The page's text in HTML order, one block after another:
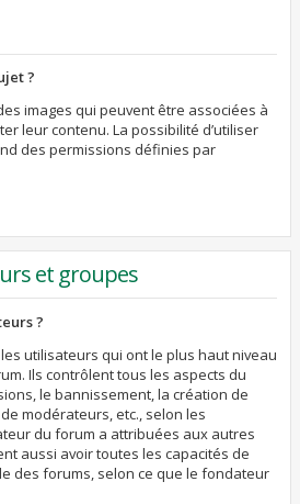
?
images qui peuvent être associées à
leur contenu. La possibilité d’utiliser
des permissions définies par
et groupes
?
utilisateurs qui ont le plus haut niveau
Ils contrôlent tous les aspects du
le bannissement, la création de
modérateurs, etc., selon les
du forum a attribuées aux autres
aussi avoir toutes les capacités de
des forums, selon ce que le fondateur